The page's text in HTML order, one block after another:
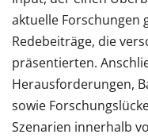
aktuelle Forschungen
Redebeiträge, die
präsentierten.
Herausforderungen,
sowie
Szenarien innerhalb